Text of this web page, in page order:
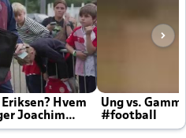
Hvem
Joachim
Ung vs.
#football